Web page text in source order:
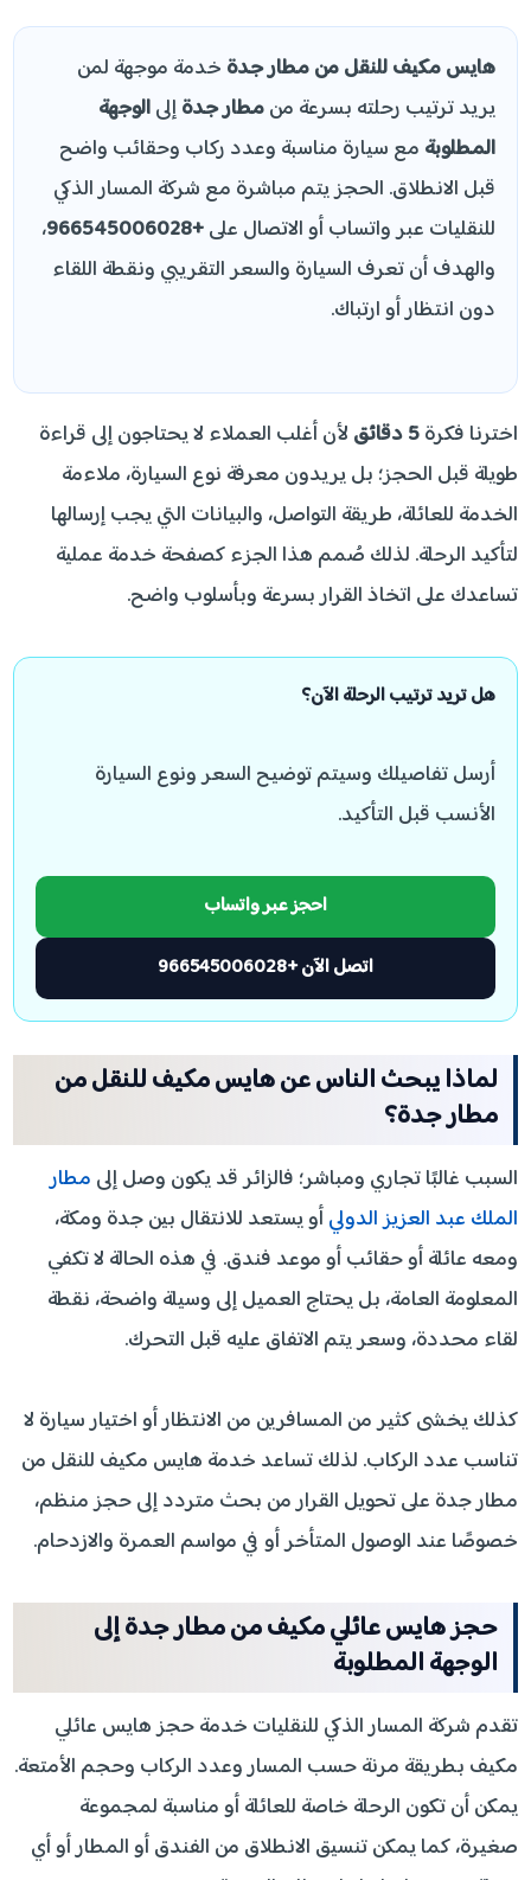
هايس مكيف للنقل من مطار جدة خدمة موجهة لمن
يريد ترتيب رحلته بسرعة منمطار جدةإلىالوجهة
المطلوبة مع سيارة مناسبة وعدد ركاب وحقائب واضح
قبل الانطلاق. الحجز يتم مباشرة مع شركة المسار الذكي
للنقليات عبر واتساب أو الاتصال على+966545006028
،
والهدف أن تعرف السيارة والسعر التقريبي ونقطة اللقاء
دون انتظار أو ارتباك.
اخترنا فكرة5 دقائق
لأن أغلب العملاء لا يحتاجون إلى قراءة
طويلة قبل الحجز؛ بل يريدون معرفة نوع السيارة، ملاءمة
الخدمة للعائلة، طريقة التواصل، والبيانات التي يجب إرسالها
لتأكيد الرحلة. لذلك صُمم هذا الجزء كصفحة خدمة عملية
تساعدك على اتخاذ القرار بسرعة وبأسلوب واضح.
هل تريد ترتيب الرحلة الآن؟
أرسل تفاصيلك وسيتم توضيح السعر ونوع السيارة
الأنسب قبل التأكيد.
احجز عبر واتساب
اتصل الآن +966545006028
لماذا يبحث الناس عن هايس مكيف للنقل من
مطار جدة؟
السبب غالبًا تجاري ومباشر؛ فالزائر قد يكون وصل إلى مطار
الملك عبد العزيز الدوليأو يستعد للانتقال بين جدة ومكة،
ومعه عائلة أو حقائب أو موعد فندق. في هذه الحالة لا تكفي
المعلومة العامة، بل يحتاج العميل إلى وسيلة واضحة، نقطة
لقاء محددة، وسعر يتم الاتفاق عليه قبل التحرك.
كذلك يخشى كثير من المسافرين من الانتظار أو اختيار سيارة لا
تناسب عدد الركاب. لذلك تساعد خدمة هايس مكيف للنقل من
مطار جدة على تحويل القرار من بحث متردد إلى حجز منظم،
خصوصًا عند الوصول المتأخر أو في مواسم العمرة والازدحام.
حجز هايس عائلي مكيف من مطار جدة إلى
الوجهة المطلوبة
تقدم شركة المسار الذكي للنقليات خدمة حجز هايس عائلي
مكيف بطريقة مرنة حسب المسار وعدد الركاب وحجم الأمتعة.
يمكن أن تكون الرحلة خاصة للعائلة أو مناسبة لمجموعة
صغيرة، كما يمكن تنسيق الانطلاق من الفندق أو المطار أو أي